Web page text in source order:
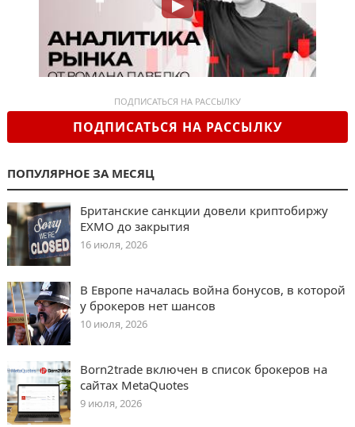
ПОДПИСАТЬСЯ НА РАССЫЛКУ
ПОДПИСАТЬСЯ НА РАССЫЛКУ
ПОПУЛЯРНОЕ ЗА МЕСЯЦ
Британские санкции довели криптобиржу
EXMO до закрытия
16 июля, 2026
В Европе началась война бонусов, в которой
у брокеров нет шансов
10 июля, 2026
Born2trade включен в список брокеров на
сайтах MetaQuotes
9 июля, 2026